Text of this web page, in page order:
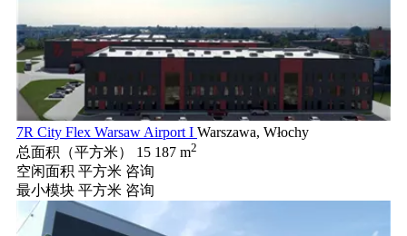
7R City Flex Warsaw Airport I Warszawa, Włochy
总面积（平方米）
15 187 m2
空闲面积 平方米 咨询
最小模块 平方米 咨询